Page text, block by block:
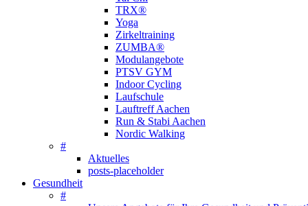
TRX®
Yoga
Zirkeltraining
ZUMBA®
Modulangebote
PTSV GYM
Indoor Cycling
Laufschule
Lauftreff Aachen
Run & Stabi Aachen
Nordic Walking
#
Aktuelles
posts-placeholder
Gesundheit
#